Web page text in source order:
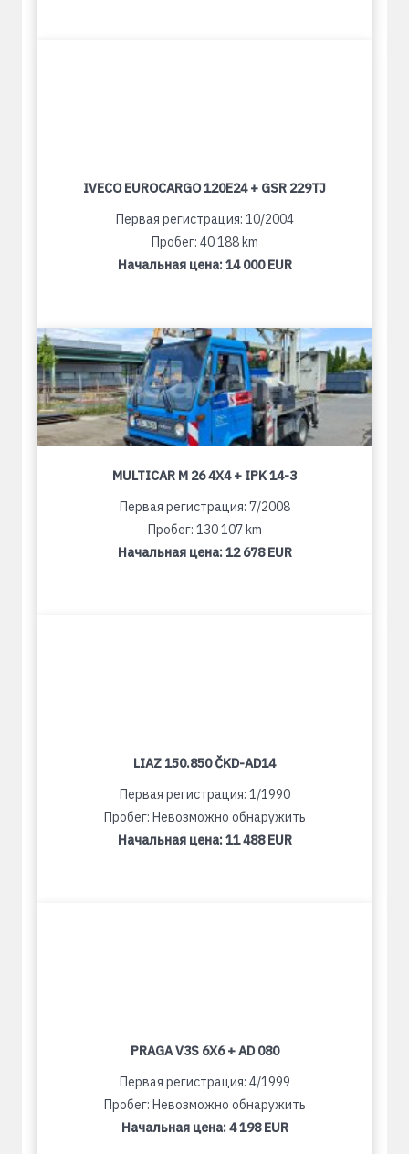
IVECO EUROCARGO 120E24 + GSR 229TJ
Первая регистрация: 10/2004
Пробег: 40 188 km
Начальная цена:14 000 EUR
MULTICAR M 26 4X4 + IPK 14-3
Первая регистрация: 7/2008
Пробег: 130 107 km
Начальная цена:12 678 EUR
LIAZ 150.850 ČKD-AD14
Первая регистрация: 1/1990
Пробег: Невозможно обнаружить
Начальная цена:11 488 EUR
PRAGA V3S 6X6 + AD 080
Первая регистрация: 4/1999
Пробег: Невозможно обнаружить
Начальная цена:4 198 EUR